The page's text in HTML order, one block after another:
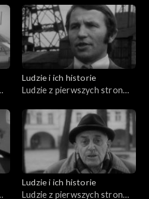
Ludzie i ich historie
Ludzie z pierwszych stron
Ludzie i ich historie
Ludzie z pierwszych stron